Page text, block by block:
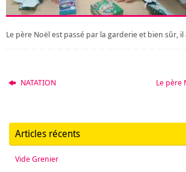
Le père Noël est passé par la garderie et bien sûr,
NATATION
Le père
Articles récents
Vide Grenier